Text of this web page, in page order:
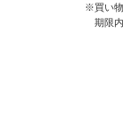
※買い物
期限